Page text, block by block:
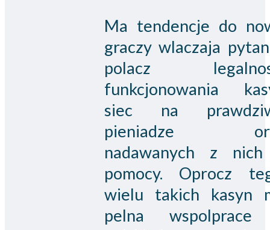
Ma tendencje do
graczy wlaczaja
polacz
funkcjonowania
siec na
pieniadze
nadawanych z
pomocy. Oprocz
wielu takich kasyn
pelna